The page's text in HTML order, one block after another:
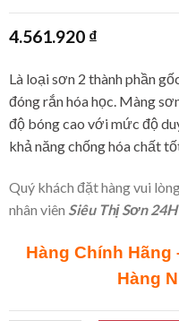
4.561.920 ₫
Là loại sơn 2 thành phần
đóng rắn hóa học. Màng
độ bóng cao với mức độ
khả năng chống hóa chất
Quý khách đặt hàng vui
nhân viên Siêu Thị Sơn 24H
Hàng Chính Hãng
Hàng